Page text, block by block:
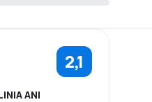
2,1
ANI